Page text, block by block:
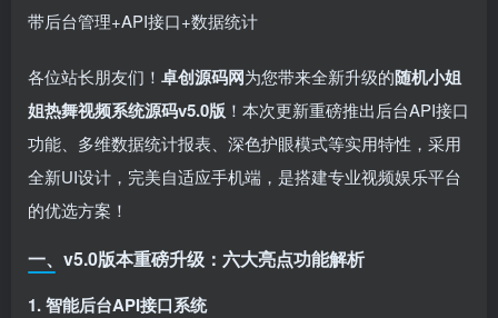
带后台管理+API接口+数据统计
各位站长朋友们！ 卓创源码网为您带来全新升级的随机小姐
姐热舞视频系统源码v5.0版 ！本次更新重磅推出后台API接口
功能、多维数据统计报表、深色护眼模式等实用特性，采用
全新UI设计，完美自适应手机端，是搭建专业视频娱乐平台
的优选方案！
一、v5.0版本重磅升级：六大亮点功能解析
1. 智能后台API接口系统